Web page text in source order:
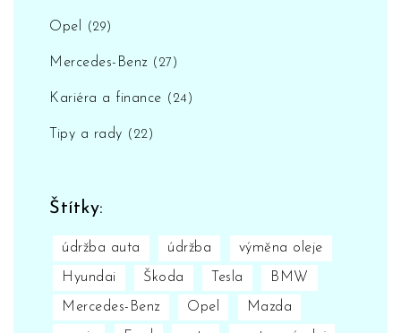
Opel (29)
Mercedes-Benz (27)
Kariéra a finance (24)
Tipy a rady (22)
Štítky:
údržba auta údržba výměna oleje
Hyundai Škoda Tesla BMW
Mercedes-Benz Opel Mazda